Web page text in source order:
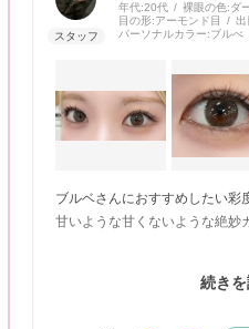
年代:20代 裸眼の色:ダ
目の形:アーモンド目 出
パーソナルカラー:ブルべ
ブルベさんにおすすめしたい彩
甘いような甘くないような絶妙
日常使いにぴったりです！続き